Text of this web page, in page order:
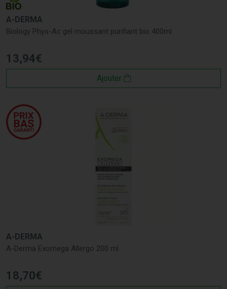
A-DERMA
Biology Phys-Ac gel moussant purifiant bio 400ml
13,94€
Ajouter
A-DERMA
A-Derma Exomega Allergo 200 ml
18,70€